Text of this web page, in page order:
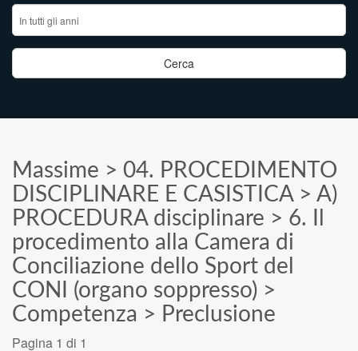
Massime > 04. PROCEDIMENTO
DISCIPLINARE E CASISTICA> A)
PROCEDURA disciplinare > 6. Il
procedimento alla Camera di
Conciliazione dello Sport del
CONI (organo soppresso) >
Competenza > Preclusione
Pagina 1 di 1